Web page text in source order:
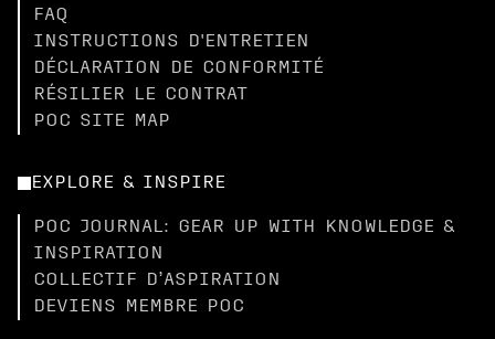
FAQ
INSTRUCTIONS D'ENTRETIEN
DÉCLARATION DE CONFORMITÉ
RÉSILIER LE CONTRAT
POC SITE MAP
EXPLORE & INSPIRE
POC JOURNAL: GEAR UP WITH KNOWLEDGE &
INSPIRATION
COLLECTIF D’ASPIRATION
DEVIENS MEMBRE POC